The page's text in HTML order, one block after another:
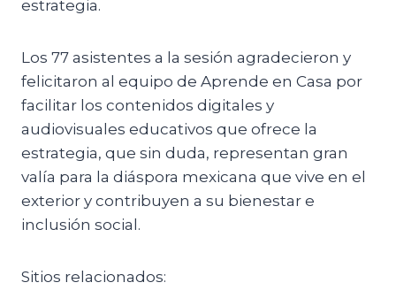
estrategia.
Los 77 asistentes a la sesión agradecieron y
felicitaron al equipo de Aprende en Casa por
facilitar los contenidos digitales y
audiovisuales educativos que ofrece la
estrategia, que sin duda, representan gran
valía para la diáspora mexicana que vive en el
exterior y contribuyen a su bienestar e
inclusión social.
Sitios relacionados: